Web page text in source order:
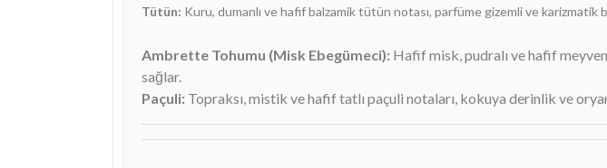
Tütün: Kuru, dumanlı ve hafif balzamik tütün notası, parfüme gizemli ve karizmatik
Ambrette Tohumu (Misk Ebegümeci): Hafif misk, pudralı ve hafif
sağlar.
Paçuli: Topraksı, mistik ve hafif tatlı paçuli notaları, kokuya derinlik ve